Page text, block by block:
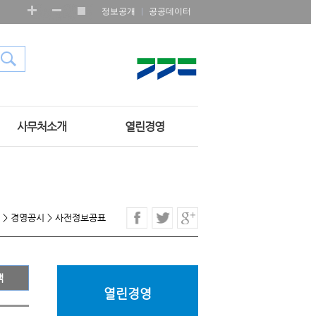
정보공개 공공데이터
사무처소개 열린경영
> 경영공시 > 사전정보공표
열린경영